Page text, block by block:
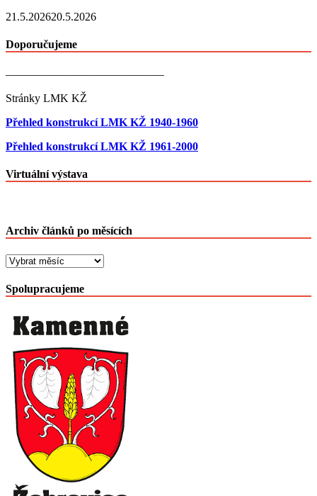
21.5.202620.5.2026
Doporučujeme
——————————————
Stránky LMK KŽ
Přehled konstrukcí LMK KŽ 1940-1960
Přehled konstrukcí LMK KŽ 1961-2000
Virtuální výstava
Archiv článků po měsících
Archiv
po
měsících
Spolupracujeme